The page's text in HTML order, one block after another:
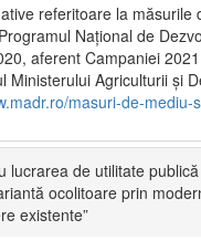
referitoare la măsurile
Național de
aferent Campaniei
Ministerului Agriculturii și
masuri-de-mediu-
lucrarea de utilitate
ocolitoare prin
existente”